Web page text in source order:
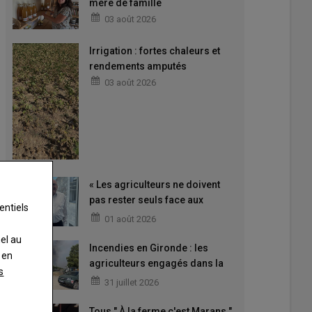
mère de famille
03 août 2026
Irrigation : fortes chaleurs et
rendements amputés
03 août 2026
« Les agriculteurs ne doivent
pas rester seuls face aux
difficultés »
01 août 2026
Incendies en Gironde : les
agriculteurs engagés dans la
lutte31 juillet 2026
au